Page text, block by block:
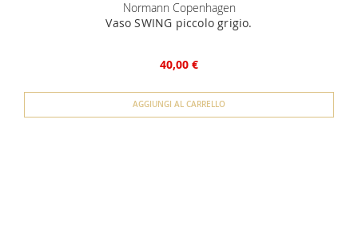
Normann Copenhagen
Vaso SWING piccolo grigio.
40,00 €
AGGIUNGI AL CARRELLO